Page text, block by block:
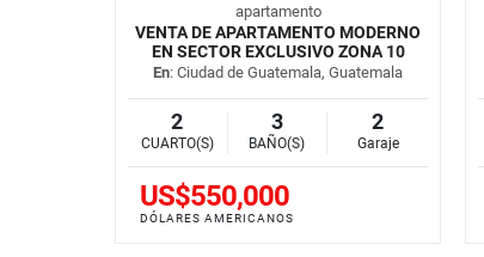
apartamento
VENTA DE APARTAMENTO MODERNO
EN SECTOR EXCLUSIVO ZONA 10
En: Ciudad de Guatemala, Guatemala
2
CUARTO(S)
3
BAÑO(S)
2
Garaje
US$550,000
DÓLARES AMERICANOS